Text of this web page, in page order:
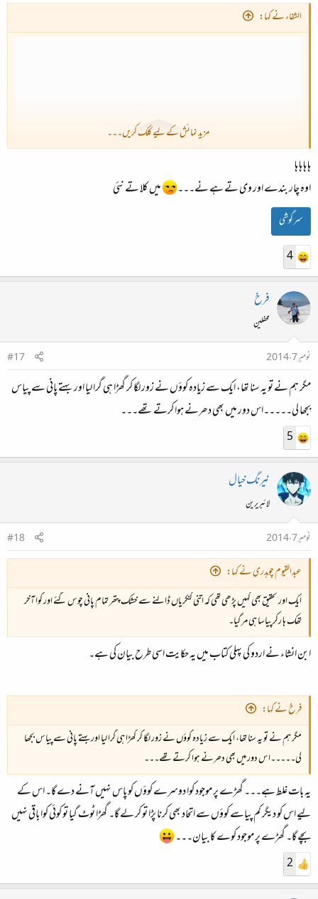
الشفاء نے کہا:
خالد محمود چوہدری صاحب نے عبدالقیوم چوہدری صاحب کو ایوارڈ سے نوازا۔۔۔
مزید نمائش کے لیے کلک کریں۔۔۔
ہا ہا ہا ہا
اوہ چار بندے اور وی تے ہے نے۔۔۔
میں کلا تے نئی
سرگوشی
4
فرخ
محفلین
نومبر 7، 2014
#17
مگر ہم نے تو یہ سنا تھا، ایک سے زیادہ کوؤں نے زور لگا کر گھڑا ہی گرا لیا اور بہتے پانی سے پیاس
بجھا لی۔۔۔۔۔اس دور میں بھی دھرنے ہوا کرتے تھے۔۔۔
5
نیرنگ خیال
لائبریرین
نومبر 7، 2014
#18
عبدالقیوم چوہدری نے کہا:
ایک اور تحقیق بھی کہیں پڑھی تھی کہ اتنی کنکریاں ڈالنے سے خشک پتھر تمام پانی چوس گئے اور کوا آخر
تھک ہا رکر پیاسا ہی مر گیا۔
ابن انشاء نے اردو کی پہلی کتاب میں یہ حکایت اسی طرح بیان کی ہے۔
فرخ نے کہا:
مگر ہم نے تو یہ سنا تھا، ایک سے زیادہ کوؤں نے زور لگا کر گھڑا ہی گرا لیا اور بہتے پانی سے پیاس بجھا
لی۔۔۔۔۔اس دور میں بھی دھرنے ہوا کرتے تھے۔۔۔
یہ بات غلط ہے۔۔۔ گھڑے پر موجود کوا دوسرے کوؤں کو پاس نہیں آنے دے گا۔ اس کے
لیے اس کو دیگر کم پیاسے کوؤں سے اتحاد بھی کرنا پڑا تو کر لے گا۔ گھڑا ٹوٹ گیا تو کوئی کوا باقی نہیں
بچے گا۔ گھڑے پر موجود کوے کا بیان۔۔۔
2